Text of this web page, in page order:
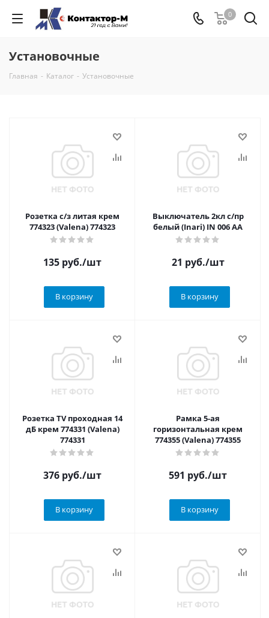
0
Установочные
Главная - Каталог - Установочные
Розетка с/з литая крем
774323 (Valena) 774323
135 руб./шт
В корзину
Выключатель 2кл с/пр
белый (Inari) IN 006 AA
21 руб./шт
В корзину
Розетка TV проходная 14
дБ крем 774331 (Valena)
774331
376 руб./шт
В корзину
Рамка 5-ая
горизонтальная крем
774355 (Valena) 774355
591 руб./шт
В корзину